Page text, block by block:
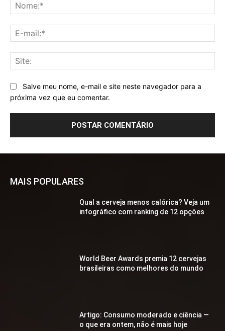
Salve meu nome, e-mail e site neste navegador para a
próxima vez que eu comentar.
MAIS POPULARES
Qual a cerveja menos calórica? Veja um
infográfico com ranking de 12 opções
World Beer Awards premia 12 cervejas
brasileiras como melhores do mundo
Artigo: Consumo moderado e ciência —
o que era ontem, não é mais hoje